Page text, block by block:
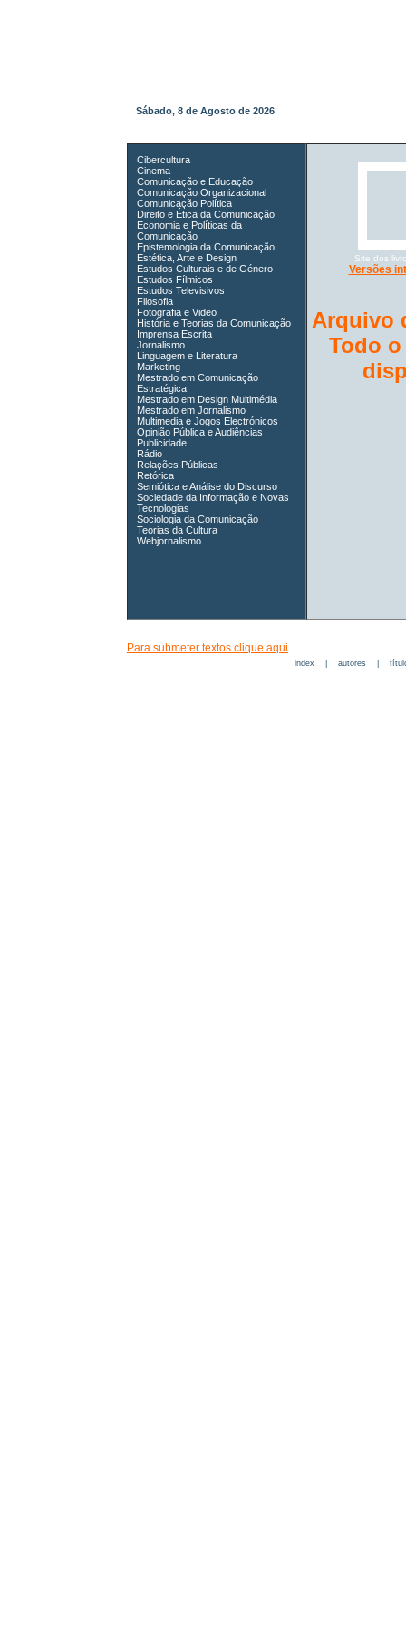
Sábado, 8 de Agosto de 2026
Cibercultura
Cinema
Comunicação e Educação
Comunicação Organizacional
Comunicação Política
Direito e Ética da Comunicação
Economia e Políticas da
Comunicação
Epistemologia da Comunicação
Estética, Arte e Design
Estudos Culturais e de Género
Estudos Fílmicos
Estudos Televisivos
Filosofia
Fotografia e Video
História e Teorias da Comunicação
Imprensa Escrita
Jornalismo
Linguagem e Literatura
Marketing
Mestrado em Comunicação
Estratégica
Mestrado em Design Multimédia
Mestrado em Jornalismo
Multimedia e Jogos Electrónicos
Opinião Pública e Audiências
Publicidade
Rádio
Relações Públicas
Retórica
Semiótica e Análise do Discurso
Sociedade da Informação e Novas
Tecnologias
Sociologia da Comunicação
Teorias da Cultura
Webjornalismo
Site dos
Versões
Arquivo
Todo
Para submeter textos clique aqui
index| autores|